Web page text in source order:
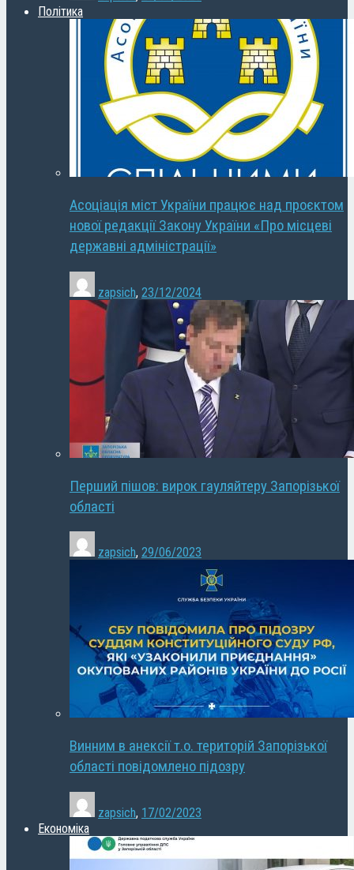
Політика
Асоціація міст України працює над проєктом
нової редакції Закону України «Про місцеві
державні адміністрації»
zapsich, 23/12/2024
Перший пішов: вирок гауляйтеру Запорізької
області
zapsich, 29/06/2023
Винним в анексії т.о. територій Запорізької
області повідомлено підозру
zapsich, 17/02/2023
Економіка